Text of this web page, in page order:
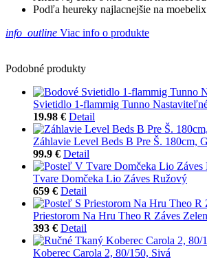
Podľa heureky najlacnejšie na
info_outline Viac info o produkte
Podobné produkty
Svietidlo 1-flammig Tunno
19.98 € Detail
Záhlavie Level Beds B Pre Š. 180cm,
99.9 € Detail
Tvare Domčeka Lio Záves Ružový
659 € Detail
Priestorom Na Hru Theo R Záves
393 € Detail
Koberec Carola 2, 80/150, Sivá